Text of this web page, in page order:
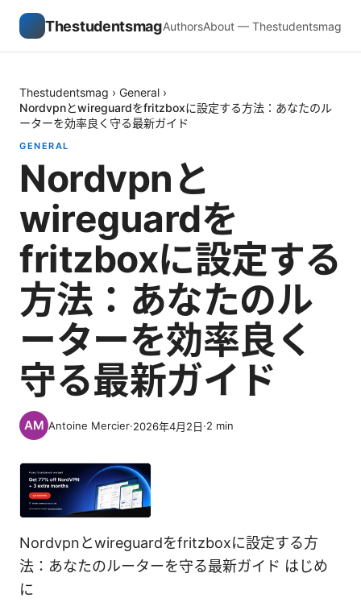
ThestudentsmagAuthorsAbout — Thestudentsmag
Thestudentsmag › General ›
Nordvpnとwireguardをfritzboxに設定する方法：あなたのル
ーターを効率良く守る最新ガイド
GENERAL
Nordvpnと
wireguardを
fritzboxに設定する
方法：あなたのル
ーターを効率良く
守る最新ガイド
Antoine Mercier·2026年4月2日·2 min
Nordvpnとwireguardをfritzboxに設定する方
法：あなたのルーターを守る最新ガイド はじめ
に